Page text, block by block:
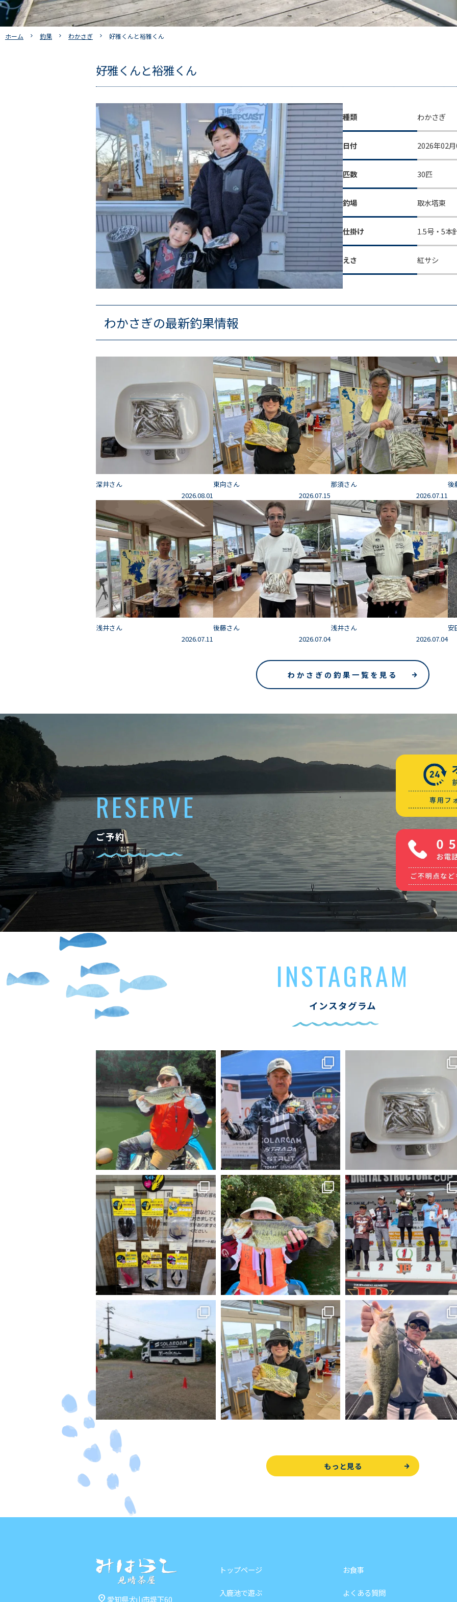
ホーム 釣果 わかさぎ 好雅くんと裕雅くん
好雅くんと裕雅くん
種類 わかさぎ
日付 2026年02
匹数 30匹
釣場 取水塔東
仕掛け 1.5号・5本
えさ 紅サシ
わかさぎの最新釣果情報
深井さん
2026.08.01
東向さん
2026.07.15
那須さん
2026.07.11
後
浅井さん
2026.07.11
後藤さん
2026.07.04
浅井さん
2026.07.04
安
わかさぎの釣果一覧を見る
RESERVE
ご予約
INSTAGRAM
インスタグラム
もっと見る
pin_drop 愛知県犬山市堤下60
トップページ
入鹿池で遊ぶ
お食事
よくある質問